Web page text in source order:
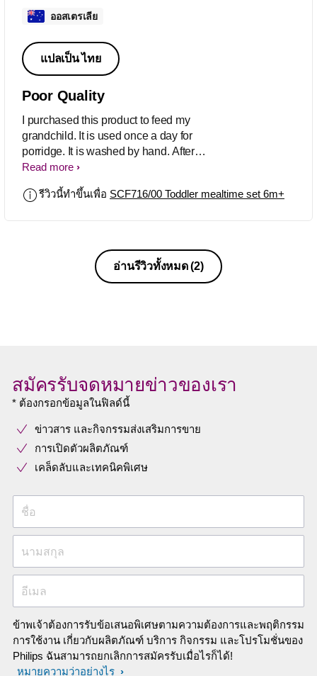
ออสเตรเลีย
แปลเป็น ไทย
Poor Quality
I purchased this product to feed my
grandchild. It is used once a day for
porridge. It is washed by hand. After
only a few months the plastic covering
started to lift. Who knows if the child
discovered that the plastic over the
decal is also lifting. This product will be
Read more
รีวิวนี้ทำขึ้นเพื่อ SCF716/00 Toddler mealtime set 6m+
อ่านรีวิวทั้งหมด(2)
สมัครรับจดหมายข่าวของเรา
* ต้องกรอกข้อมูลในฟิลด์นี้
ข่าวสาร และกิจกรรมส่งเสริมการขาย
การเปิดตัวผลิตภัณฑ์
เคล็ดลับและเทคนิคพิเศษ
ชื่อ
นามสกุล
อีเมล
ข้าพเจ้าต้องการรับข้อเสนอพิเศษตามความต้องการและพฤติกรรม
การใช้งาน เกี่ยวกับผลิตภัณฑ์ บริการ กิจกรรม และโปรโมชั่นของ
Philips ฉันสามารถยกเลิกการสมัครรับเมื่อไรก็ได้!
หมายความว่าอย่างไร